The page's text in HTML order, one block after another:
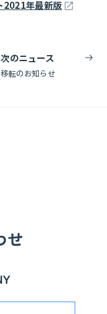
2021年最新版
次のニュース
転のお知らせ
せ